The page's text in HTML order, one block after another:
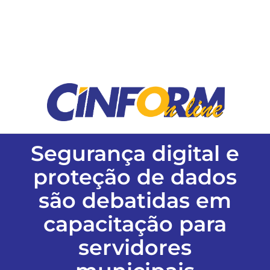
Classificados
FALE CONOSCO
EDIÇÕES EM PDF
Segurança digital e
proteção de dados
são debatidas em
capacitação para
servidores